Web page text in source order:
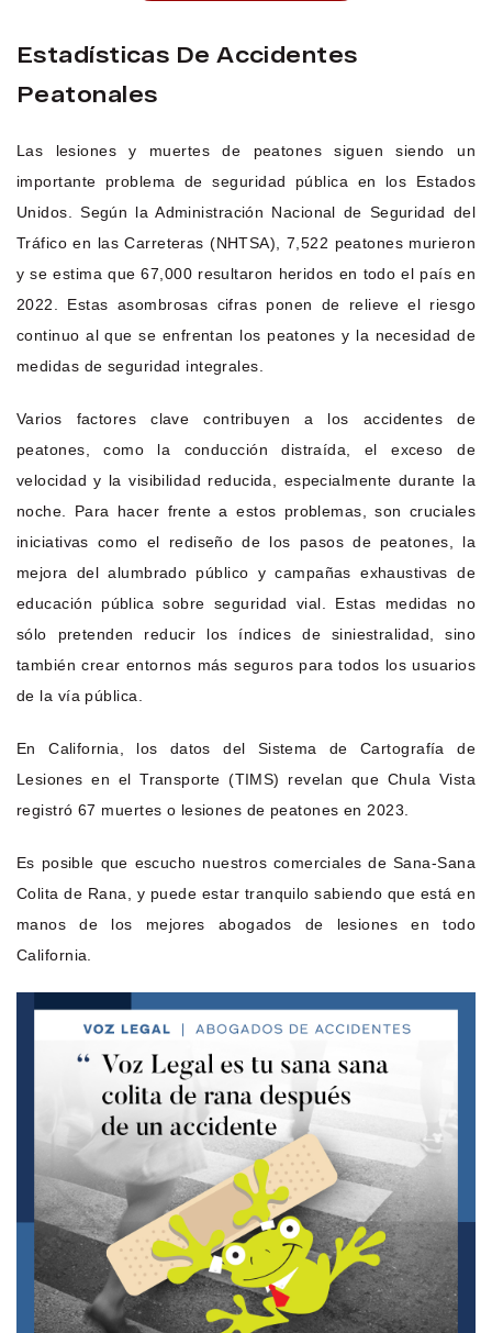
Estadísticas De Accidentes
Peatonales
Las lesiones y muertes de peatones siguen siendo un
importante problema de seguridad pública en los Estados
Unidos. Según la Administración Nacional de Seguridad del
Tráfico en las Carreteras (NHTSA), 7,522 peatones murieron
y se estima que 67,000 resultaron heridos en todo el país en
2022. Estas asombrosas cifras ponen de relieve el riesgo
continuo al que se enfrentan los peatones y la necesidad de
medidas de seguridad integrales.
Varios factores clave contribuyen a los accidentes de
peatones, como la conducción distraída, el exceso de
velocidad y la visibilidad reducida, especialmente durante la
noche. Para hacer frente a estos problemas, son cruciales
iniciativas como el rediseño de los pasos de peatones, la
mejora del alumbrado público y campañas exhaustivas de
educación pública sobre seguridad vial. Estas medidas no
sólo pretenden reducir los índices de siniestralidad, sino
también crear entornos más seguros para todos los usuarios
de la vía pública.
En California, los datos del Sistema de Cartografía de
Lesiones en el Transporte (TIMS) revelan que Chula Vista
registró 67 muertes o lesiones de peatones en 2023.
Es posible que escucho nuestros comerciales de Sana-Sana
Colita de Rana, y puede estar tranquilo sabiendo que está en
manos de los mejores abogados de lesiones en todo
California.